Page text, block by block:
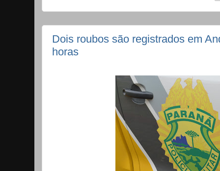
Dois roubos são registrados em
horas